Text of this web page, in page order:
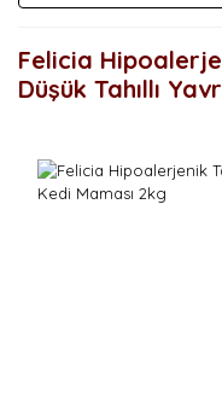
Felicia
Düşük Tahıllı